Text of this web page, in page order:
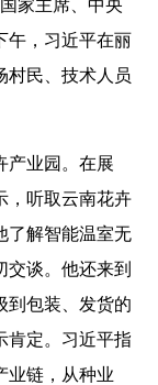
家主席、中央
午，习近平在丽
村民、技术人员
业园。在展
，听取云南花卉
了解智能温室无
交谈。他还来到
到包装、发货的
肯定。习近平指
业链，从种业